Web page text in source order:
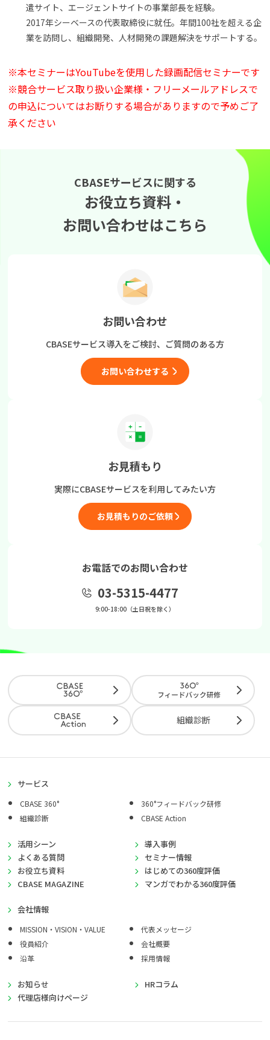
遣サイト、エージェントサイトの事業部長を経験。
2017年シーベースの代表取締役に就任。年間100社を超える企
業を訪問し、組織開発、人材開発の課題解決をサポートする。
※本セミナーはYouTubeを使用した録画配信セミナーです
※競合サービス取り扱い企業様・フリーメールアドレスで
の申込についてはお断りする場合がありますので予めご了
承ください
CBASEサービスに関する
お役立ち資料・
お問い合わせはこちら
お問い合わせ
CBASEサービス導入をご検討、 ご質問のある方
お問い合わせする
お見積もり
実際にCBASEサービスを利用してみたい方
お見積もりのご依頼
お電話でのお問い合わせ
03-5315-4477
9:00-18:00（土日祝を除く）
組織診断
サービス
CBASE 360°
360°フィードバック研修
組織診断
CBASE Action
活用シーン
導入事例
よくある質問
セミナー情報
お役立ち資料
はじめての360度評価
CBASE MAGAZINE
マンガでわかる360度評価
会社情報
MISSION・VISION・VALUE
代表メッセージ
役員紹介
会社概要
沿革
採用情報
お知らせ
HRコラム
代理店様向けページ